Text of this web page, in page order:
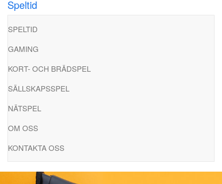
Hoppa
innehåll
Speltid
SPELTID
GAMING
KORT- OCH BRÄDSPEL
SÄLLSKAPSSPEL
NÄTSPEL
OM OSS
KONTAKTA OSS